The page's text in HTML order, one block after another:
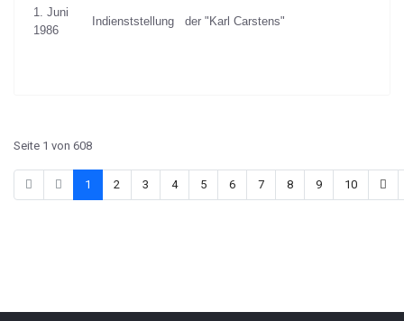
1. Juni
1986
Indienststellung der "Karl Carstens"
Seite 1 von 608
1 2 3 4 5 6 7 8 9 10